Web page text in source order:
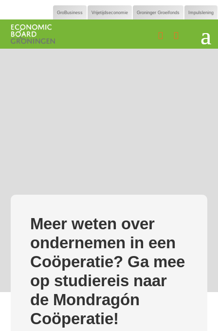
GroBusiness Vrijetijdseconomie Groninger Groeifonds Impulslening
 
Meer weten over
ondernemen in een
Coöperatie? Ga mee
op studiereis naar
de Mondragón
Coöperatie!